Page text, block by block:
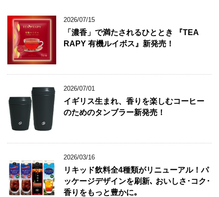
2026/07/15
「濃香」で満たされるひととき 『TEA
RAPY 有機ルイボス』新発売！
2026/07/01
イギリス生まれ、香りを楽しむコーヒー
のためのタンブラー新発売！
2026/03/16
リキッド飲料全4種類がリニューアル！パ
ッケージデザインを刷新､ おいしさ･コク･
香りをもっと豊かに｡